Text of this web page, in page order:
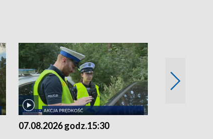
07.08.2026 godz.15:30